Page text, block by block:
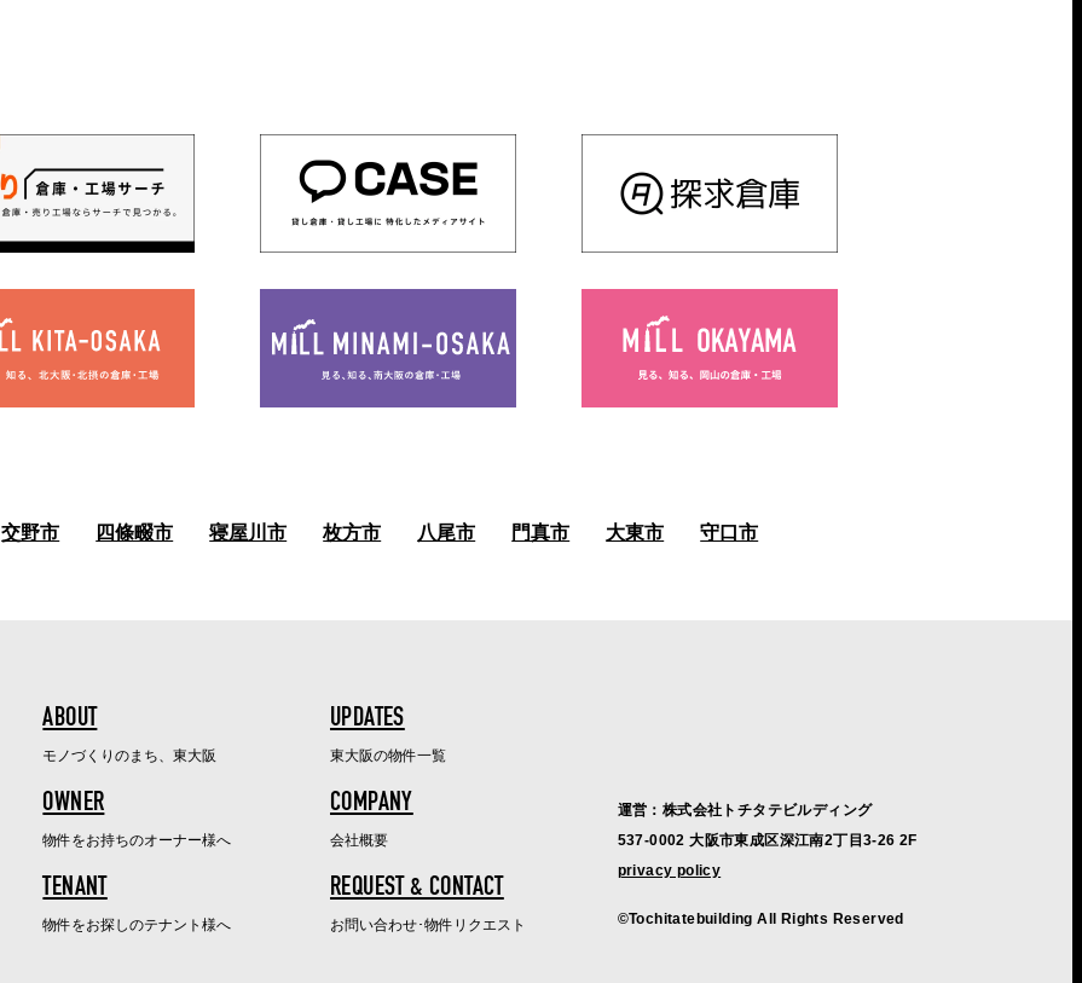
交野市 四條畷市 寝屋川市 枚方市 八尾市 門真市 大東市 守口市
ABOUT
モノづくりのまち、東大阪
UPDATES
東大阪の物件一覧
OWNER
物件をお持ちのオーナー様へ
COMPANY
会社概要
TENANT
物件をお探しのテナント様へ
REQUEST & CONTACT
お問い合わせ･物件リクエスト
運営：株式会社トチタテビルディング
537-0002 大阪市東成区深江南2丁目3-26 2F
privacy policy
©Tochitatebuilding All Rights Reserved